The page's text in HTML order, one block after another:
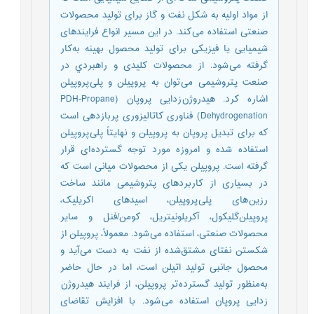
از مواد اولیه به شکل نفت و گاز برای تولید محصولات
صنعتی استفاده می کند. در این مسیر انواع فرایندهای
شیمیایی یا فیزیکی برای تولید محصول بهینه به‌کار
گرفته می شود. از محصولات کلیدی و راهبردي در
صنعت پتروشیمی می توان به پروپیلن و پلی پروپیلن
اشاره کرد. هیدروژن زدایی پروپان (PDH-Propane
Dehydrogenation) فناوری کاتالیزوری پربازدهی است
که برای تبدیل پروپان به پروپیلن و نهایتاً پلی پروپیلن
استفاده شده و امروزه مورد توجه گسترده ای قرار
گرفته است. پروپیلن یکی از محصولات میانی است که
در بسیاری از کاربردهای پتروشیمی مانند ساخت
رزین های پلی پروپیلن، اسیدهای اکریلیک،
پروپیلن‌گلیکول، آکریلونیتریل، کومن/فنل و سایر
محصولات صنعتی، استفاده می شود. معمولاً، پروپیلن از
شکستن نفتای مشتق‌شده از نفت به دست می آید و
محصول جانبی تولید اتیلن است، اما در حال حاضر
به‌منظور تولید گسترده تر پروپیلن، از فرایند هیدروژن
زدایی پروپان استفاده می شود. با افزایش تقاضای